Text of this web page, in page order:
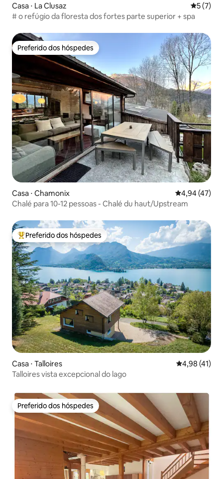
Casa ⋅ La Clusaz 5 de
5 (7)
# o refúgio da floresta dos fortes parte superior + spa
Preferido dos hóspedes
Preferido dos hóspedes
Casa ⋅ Chamonix 4,94 de uma
4,94 (47)
Chalé para 10-12 pessoas - Chalé du haut/Upstream
Entre os melhores preferidos dos hóspedes
Preferido dos hóspedes
Casa ⋅ Talloires 4,98 de uma
4,98 (41)
Talloires vista excepcional do lago
Preferido dos hóspedes
Preferido dos hóspedes